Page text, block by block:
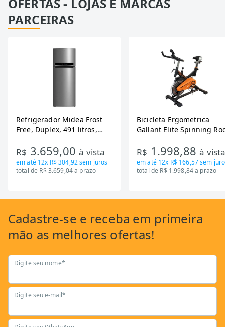
PARCEIRAS
Refrigerador Midea Frost
Free, Duplex, 491 litros,
RT650EVK463)
R$ 3.659,00à vista
em até 12x R$ 304,92sem juros
total de R$ 3.659,04 a prazo
Bicicleta Ergometrica
Gallant Elite Spinning
Mecanica GSB13HBTA-PT
R$ 1.998,88à
em até 12x R$ 166,57sem
total de R$ 1.998,84 a prazo
Cadastre-se e receba em primeira
mão as melhores ofertas!
Digite seu nome*
Digite seu e-mail*